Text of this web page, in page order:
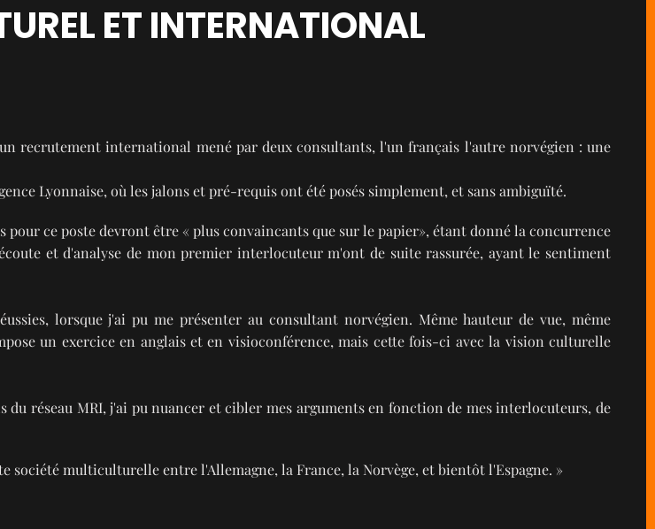
ET INTERNATIONAL
recrutement international mené par deux consultants, l'un français l'autre norvégien : une
Lyonnaise, où les jalons et pré-requis ont été posés simplement, et sans ambiguïté.
ce poste devront être « plus convaincants que sur le papier», étant donné la concurrence
et d'analyse de mon premier interlocuteur m'ont de suite rassurée, ayant le sentiment
lorsque j'ai pu me présenter au consultant norvégien. Même hauteur de vue, même
un exercice en anglais et en visioconférence, mais cette fois-ci avec la vision culturelle
réseau MRI, j'ai pu nuancer et cibler mes arguments en fonction de mes interlocuteurs, de
multiculturelle entre l'Allemagne, la France, la Norvège, et bientôt l'Espagne. »